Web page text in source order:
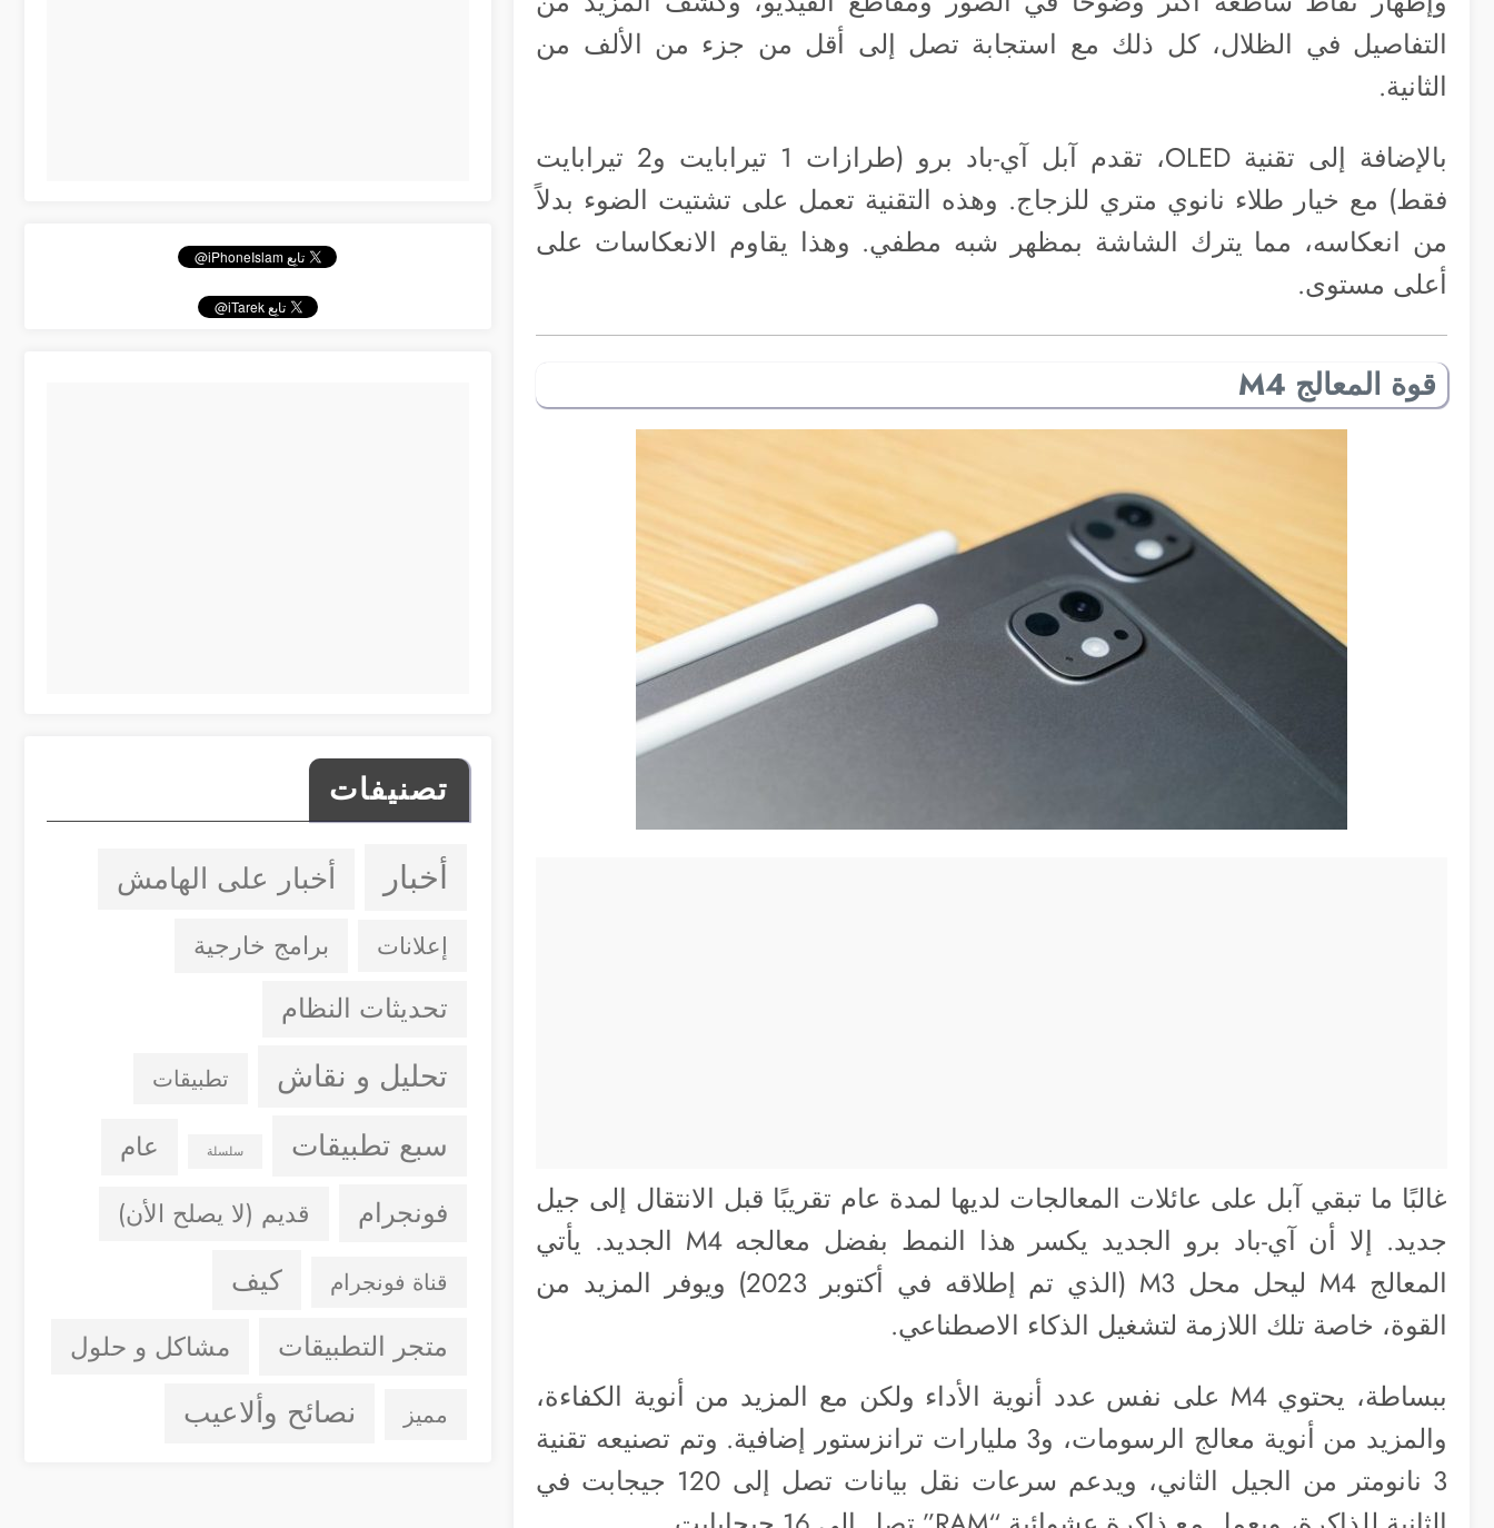
التفاصيل في الظلال، كل ذلك مع استجابة تصل إلى أقل من جزء من الألف من
الثانية.
بالإضافة إلى تقنية OLED، تقدم آبل آي-باد برو (طرازات 1 تيرابايت و2 تيرابايت
فقط) مع خيار طلاء نانوي متري للزجاج. وهذه التقنية تعمل على تشتيت الضوء بدلاً
من انعكاسه، مما يترك الشاشة بمظهر شبه مطفي. وهذا يقاوم الانعكاسات على
أعلى مستوى.
قوة المعالج M4
غالبًا ما تبقي آبل على عائلات المعالجات لديها لمدة عام تقريبًا قبل الانتقال إلى جيل
جديد. إلا أن آي-باد برو الجديد يكسر هذا النمط بفضل معالجه M4 الجديد. يأتي
المعالج M4 ليحل محل M3 (الذي تم إطلاقه في أكتوبر 2023) ويوفر المزيد من
القوة، خاصة تلك اللازمة لتشغيل الذكاء الاصطناعي.
ببساطة، يحتوي M4 على نفس عدد أنوية الأداء ولكن مع المزيد من أنوية الكفاءة،
والمزيد من أنوية معالج الرسومات، و3 مليارات ترانزستور إضافية. وتم تصنيعه تقنية
3 نانومتر من الجيل الثاني، ويدعم سرعات نقل بيانات تصل إلى 120 جيجابت في
تصنيفات
أخبار أخبار على الهامش
إعلانات برامج خارجية
تحديثات النظام
تحليل و نقاش تطبيقات
سبع تطبيقات سلسلة عام
فونجرام قديم (لا يصلح الأن)
قناة فونجرام كيف
متجر التطبيقات مشاكل و حلول
مميز نصائح وألاعيب